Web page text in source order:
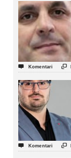
 Komentari 
 Komentari 